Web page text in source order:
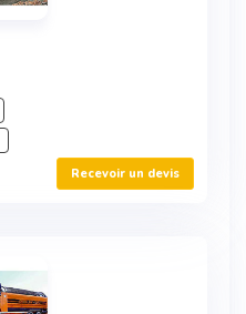
Recevoir un devis